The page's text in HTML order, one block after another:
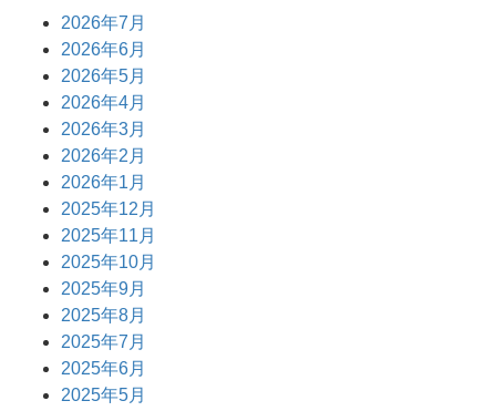
2026年7月
2026年6月
2026年5月
2026年4月
2026年3月
2026年2月
2026年1月
2025年12月
2025年11月
2025年10月
2025年9月
2025年8月
2025年7月
2025年6月
2025年5月